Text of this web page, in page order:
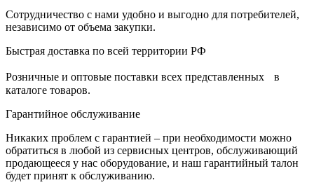
Сотрудничество с нами удобно и выгодно для потребителей,
независимо от объема закупки.
Быстрая доставка по всей территории РФ
Розничные и оптовые поставки всех представленных в
каталоге товаров.
Гарантийное обслуживание
Никаких проблем с гарантией – при необходимости можно
обратиться в любой из сервисных центров, обслуживающий
продающееся у нас оборудование, и наш гарантийный талон
будет принят к обслуживанию.